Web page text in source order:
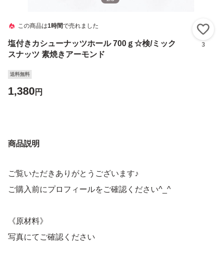
この商品は1時間で売れました
塩付きカシューナッツホール 700ｇ☆検/ミック
スナッツ 素焼きアーモンド
3
送料無料
1,380円
商品説明
ご覧いただきありがとうございます♪
ご購入前にプロフィールをご確認ください^_^
《原材料》
写真にてご確認ください